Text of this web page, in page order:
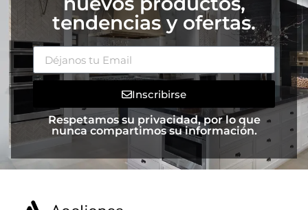
tendencias y ofertas.
Inscribirse
Respetamos su privacidad, por lo que
nunca compartimos su información.